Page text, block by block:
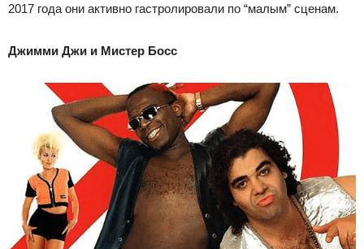
2017 года они активно гастролировали по “малым” сценам.
Джимми Джи и Мистер Босс